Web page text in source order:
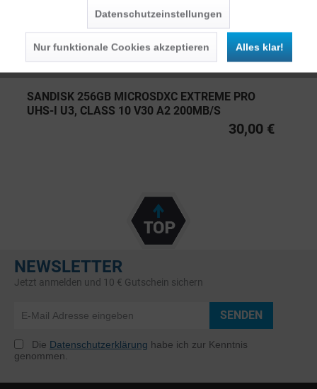
SANDISK 256GB MICROSDXC EXTREME PRO
UHS-I U3, CLASS 10 V30 A2 200MB/S
30,00 €
NEWSLETTER
Jetzt anmelden und 10 € Gutschein sichern
SENDEN
Die Datenschutzerklärung habe ich zur Kenntnis
genommen.
Datenschutzeinstellungen
Nur funktionale Cookies akzeptieren Alles klar!